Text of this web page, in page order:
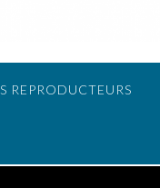
REPRODUCTEURS